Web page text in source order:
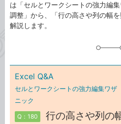
は「セルとワークシートの強力編
調整」から、「行の高さや列の幅
解説します。
Excel Q&A
セルとワークシートの強力編集ワザ
ニック
Q：180
行の高さや列の